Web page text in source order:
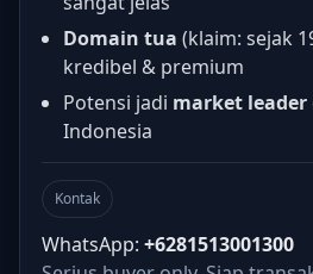
Domain tua (klaim: sejak
kredibel & premium
Potensi jadi market leader
Indonesia
Kontak
WhatsApp: +6281513001300